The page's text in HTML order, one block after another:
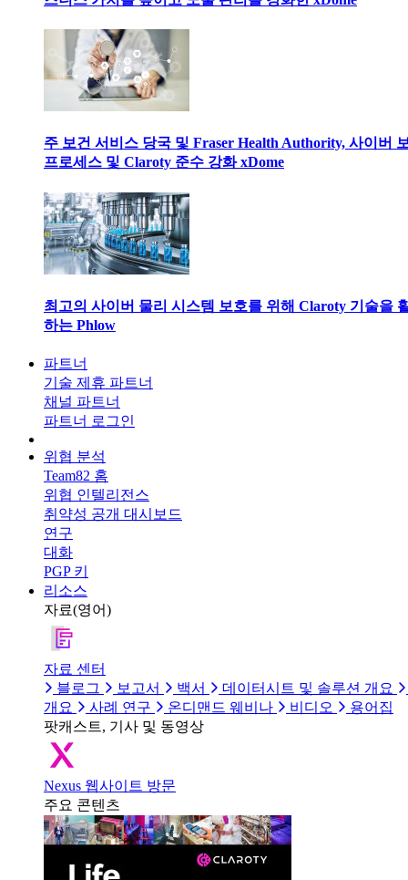
주 보건 서비스 당국 및 Fraser Health Authority, 사이버
프로세스 및 Claroty 준수 강화 xDome
최고의 사이버 물리 시스템 보호를 위해 Claroty 기술을
하는 Phlow
파트너
기술 제휴 파트너
채널 파트너
파트너 로그인
위협 분석
Team82 홈
위협 인텔리전스
취약성 공개 대시보드
연구
대화
PGP 키
리소스
자료(영어)
자료 센터
블로그
보고서 백서
데이터시트 및 솔루션 개요
개요
사례 연구 온디맨드 웨비나 비디오
용어집
팟캐스트, 기사 및 동영상
Nexus 웹사이트 방문
주요 콘텐츠